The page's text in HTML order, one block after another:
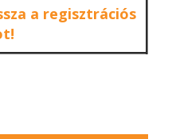
a regisztrációs